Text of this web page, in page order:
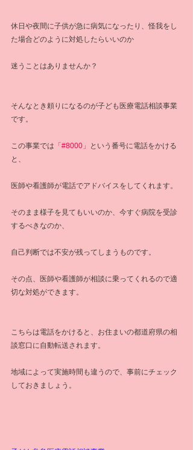
休日や夜間に子供が急に病気になったり、怪我をし
た場合どのように対処したらいいのか
迷うことはありませんか？
そんなとき頼りになるのが子ども医療電話相談事業
です。
この事業では 「#8000」
という番号に電話をかける
と、
医師や看護師が電話でアドバイスをしてくれます。
そのまま様子を見てもいいのか、今すぐ病院を受診
するべきなのか、
自己判断では不安が残ってしまうものです。
その点、医師や看護師が相談に乗ってくれるので適
切な対処ができます。
こちらは電話をかけると、お住まいの都道府県の相
談窓口に自動転送されます。
地域によって実施時間も違うので、事前にチェック
しておきましょう。